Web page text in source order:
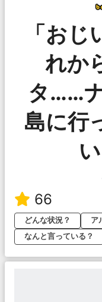
「お
れか
タ……
島に行
66
どんな状況？
ア
なんと言っている？